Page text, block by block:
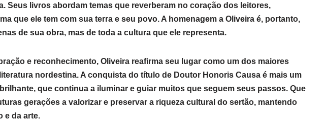
Seus livros abordam temas que reverberam no coração dos leitores,
que ele tem com sua terra e seu povo. A homenagem a Oliveira é, portanto,
de sua obra, mas de toda a cultura que ele representa.
e reconhecimento, Oliveira reafirma seu lugar como um dos maiores
nordestina. A conquista do título de Doutor Honoris Causa é mais um
que continua a iluminar e guiar muitos que seguem seus passos. Que
gerações a valorizar e preservar a riqueza cultural do sertão, mantendo
e da arte.